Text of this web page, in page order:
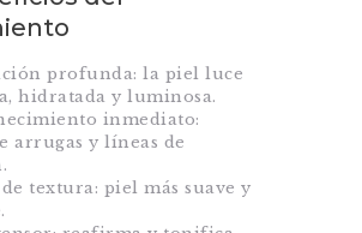
profunda: la piel luce
hidratada y luminosa.
inmediato:
arrugas y líneas de
textura: piel más suave y